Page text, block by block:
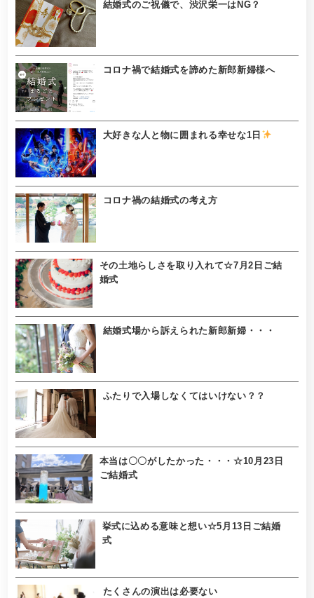
結婚式のご祝儀で、渋沢栄一はNG？
コロナ禍で結婚式を諦めた新郎新婦様へ
大好きな人と物に囲まれる幸せな1日
コロナ禍の結婚式の考え方
その土地らしさを取り入れて☆7月2日ご結
婚式
結婚式場から訴えられた新郎新婦・・・
ふたりで入場しなくてはいけない？？
本当は〇〇がしたかった・・・☆10月23日
ご結婚式
挙式に込める意味と想い☆5月13日ご結婚
式
たくさんの演出は必要ない